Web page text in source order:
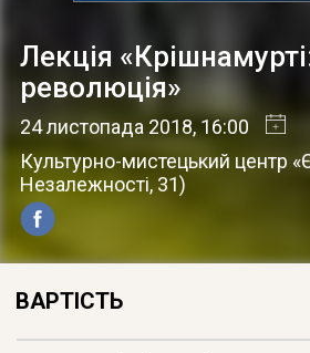
Лекція
революція»
24 листопада 2018, 16:00
Культурно-мистецький центр
Незалежності, 31)
ВАРТІСТЬ